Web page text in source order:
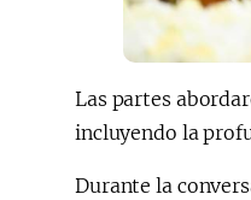
Las partes
incluyendo la
Durante la